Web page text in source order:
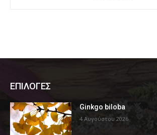
ΕΠΙΛΟΓΕΣ
Ginkgo biloba
4 Αυγούστου 2026